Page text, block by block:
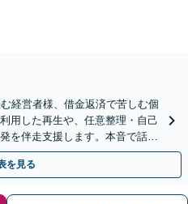
経営者様、借金返済で苦しむ個
用した再生や、任意整理・自己
を伴走支援します。本音で話し
歩1分】
を見る